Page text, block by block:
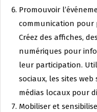
Promouvoir
communication pour
Créez des affiches,
numériques pour
leur participation.
sociaux, les sites
médias locaux pour
Mobiliser et